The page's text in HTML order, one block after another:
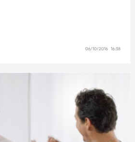
06/10/2016 16:38